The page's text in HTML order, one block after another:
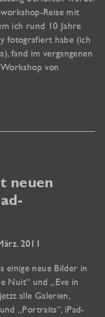
Reise mit
ich rund 10 Jahre
fotografiert habe (ich
fand im vergangenen
von
neuen
2011
einige neue Bilder in
Nuit“ und „Eve in
alle Galerien,
„Portraits“, iPad-